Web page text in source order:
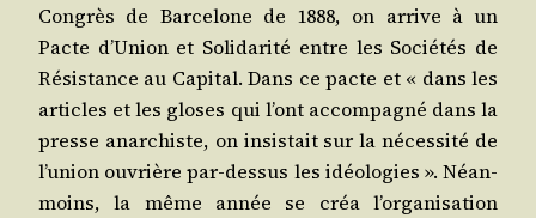
Congrès de Bar­ce­lone de 1888, on arrive à un
Pacte d’U­nion et Soli­da­ri­té entre les Socié­tés de
Résis­tance au Capi­tal. Dans ce pacte et « dans les
articles et les gloses qui l’ont accom­pa­gné dans la
presse anar­chiste, on insis­tait sur la néces­si­té de
l’u­nion ouvrière par-des­sus les idéo­lo­gies ». Néan­
moins, la même année se créa l’or­ga­ni­sa­tion